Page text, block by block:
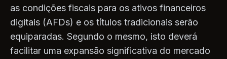
as condições fiscais para os ativos financeiros
digitais (AFDs) e os títulos tradicionais serão
equiparadas. Segundo o mesmo, isto deverá
facilitar uma expansão significativa do mercado